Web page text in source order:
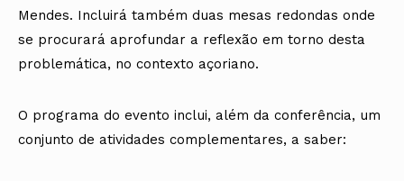
Mendes. Incluirá também duas mesas redondas onde
se procurará aprofundar a reflexão em torno desta
problemática, no contexto açoriano.
O programa do evento inclui, além da conferência, um
conjunto de atividades complementares, a saber: